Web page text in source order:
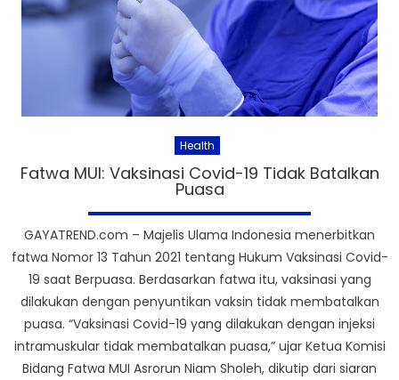
Health
Fatwa MUI: Vaksinasi Covid-19 Tidak Batalkan
Puasa
GAYATREND.com – Majelis Ulama Indonesia menerbitkan
fatwa Nomor 13 Tahun 2021 tentang Hukum Vaksinasi Covid-
19 saat Berpuasa. Berdasarkan fatwa itu, vaksinasi yang
dilakukan dengan penyuntikan vaksin tidak membatalkan
puasa. “Vaksinasi Covid-19 yang dilakukan dengan injeksi
intramuskular tidak membatalkan puasa,” ujar Ketua Komisi
Bidang Fatwa MUI Asrorun Niam Sholeh, dikutip dari siaran